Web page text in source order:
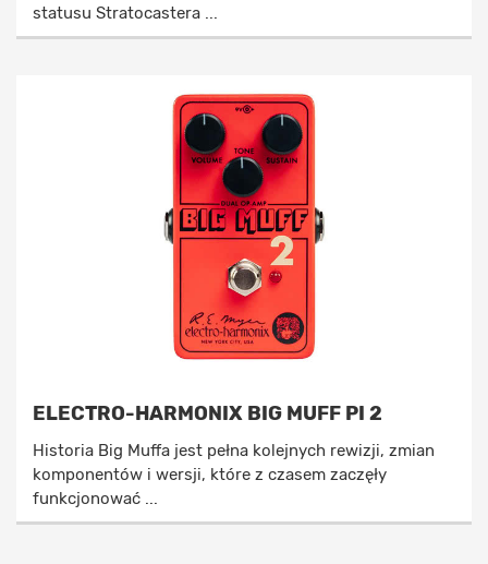
statusu Stratocastera ...
ELECTRO-HARMONIX BIG MUFF PI 2
Historia Big Muffa jest pełna kolejnych rewizji, zmian
komponentów i wersji, które z czasem zaczęły
funkcjonować ...